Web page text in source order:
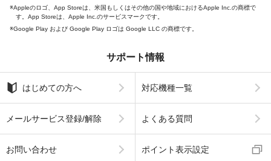
Appleのロゴ、App Storeは、米国もしくはその他の国や地域におけるApple Inc.の商標で
す。App Storeは、Apple Inc.のサービスマークです。
Google Play および Google Play ロゴは Google LLC の商標です。
サポート情報
はじめての方へ 対応機種一覧
メールサービス登録/解除 よくある質問
お問い合わせ ポイント表示設定